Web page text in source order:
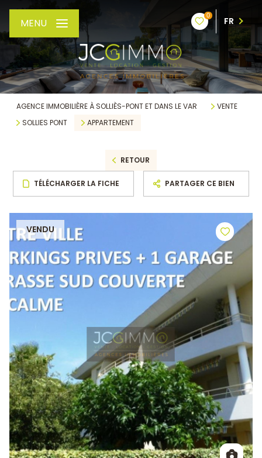
0
FR
MENU
AGENCE IMMOBILIÈRE À SOLLIÈS-PONT ET DANS LE VAR
VENTE
SOLLIES PONT
APPARTEMENT
RETOUR
TÉLÉCHARGER LA FICHE PARTAGER CE BIEN
VENDU